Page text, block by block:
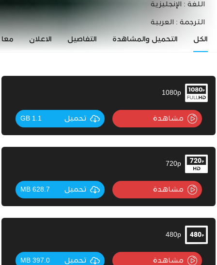
اللغة : الإنجليزية
الترجمة : العربية
الكل التحميل والمشاهدة التفاصيل الاعلان
1080p
مشاهدة تحميل 1.1 GB
720p
مشاهدة تحميل 628.7 MB
480p
مشاهدة تحميل 397.0 MB